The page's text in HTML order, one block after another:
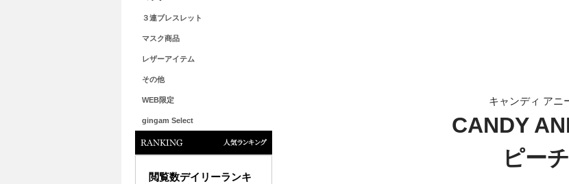
３連ブレスレット
マスク商品
レザーアイテム
その他
WEB限定
gingam Select
閲覧数デイリーランキ
キャンディ アニ
CANDY
ピーチ